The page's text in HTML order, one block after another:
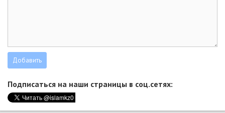
Подписаться на наши страницы в соц.сетях: